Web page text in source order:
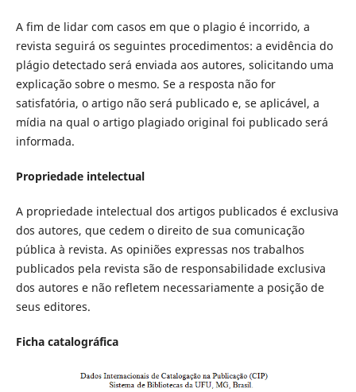
A fim de lidar com casos em que o plagio é incorrido, a
revista seguirá os seguintes procedimentos: a evidência do
plágio detectado será enviada aos autores, solicitando uma
explicação sobre o mesmo. Se a resposta não for
satisfatória, o artigo não será publicado e, se aplicável, a
mídia na qual o artigo plagiado original foi publicado será
informada.
Propriedade intelectual
A propriedade intelectual dos artigos publicados é exclusiva
dos autores, que cedem o direito de sua comunicação
pública à revista. As opiniões expressas nos trabalhos
publicados pela revista são de responsabilidade exclusiva
dos autores e não refletem necessariamente a posição de
seus editores.
Ficha catalográfica